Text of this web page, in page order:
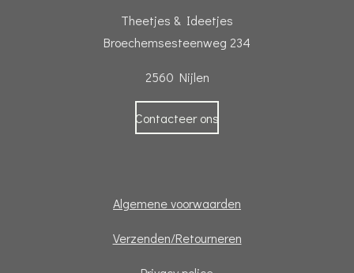
Theetjes & Ideetjes
Broechemsesteenweg 234
2560 Nijlen
Contacteer ons
Algemene voorwaarden
Verzenden/Retourneren